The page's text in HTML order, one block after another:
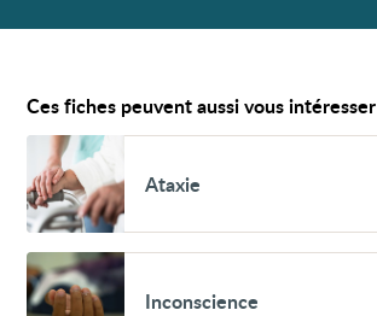
Ces fiches peuvent aussi vous intéresser
Ataxie
Ataxie
Voir
Inconscience
Inconscience